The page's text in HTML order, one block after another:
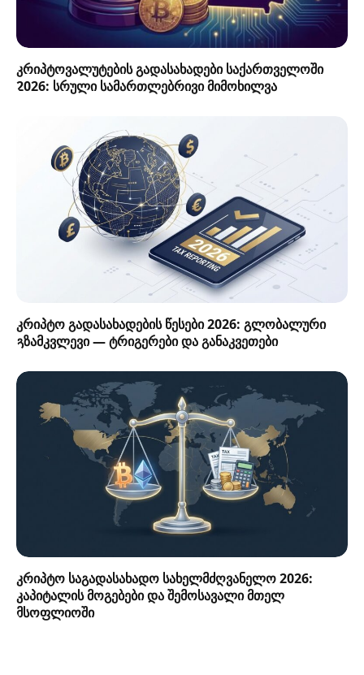
კრიპტოვალუტების გადასახადები საქართველოში
2026: სრული სამართლებრივი მიმოხილვა
კრიპტო გადასახადების წესები 2026: გლობალური
გზამკვლევი — ტრიგერები და განაკვეთები
კრიპტო საგადასახადო სახელმძღვანელო 2026:
კაპიტალის მოგებები და შემოსავალი მთელ
მსოფლიოში